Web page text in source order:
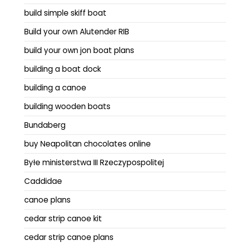
build simple skiff boat
Build your own Alutender RIB
build your own jon boat plans
building a boat dock
building a canoe
building wooden boats
Bundaberg
buy Neapolitan chocolates online
Byłe ministerstwa III Rzeczypospolitej
Caddidae
canoe plans
cedar strip canoe kit
cedar strip canoe plans